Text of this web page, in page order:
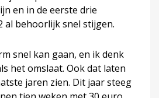
en in de eerste drie
al behoorlijk snel stijgen.
snel kan gaan, en ik denk
het omslaat. Ook dat laten
jaren zien. Dit jaar steeg